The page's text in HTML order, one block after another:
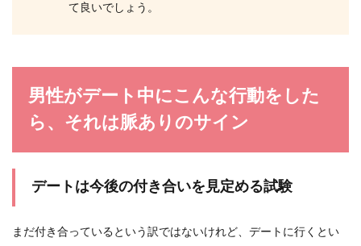
シャイな男性が見せる恋愛の脈ありサ
インと効果的なアプローチ
シャイな男性を好きになると、相手は自分のこと
て良いでしょう。
男性がデート中にこんな行動をした
ら、それは脈ありのサイン
デートは今後の付き合いを見定める試験
まだ付き合っているという訳ではないけれど、デートに行くとい